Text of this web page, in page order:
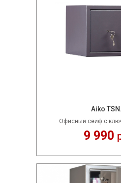
Aikо
Офисный сейф с
9 990